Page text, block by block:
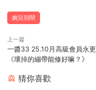
婉兒别鬧
上一篇
一醬33 25.10月高級會員永更
《壞掉的繃帶能修好嘛？》
猜你喜歡